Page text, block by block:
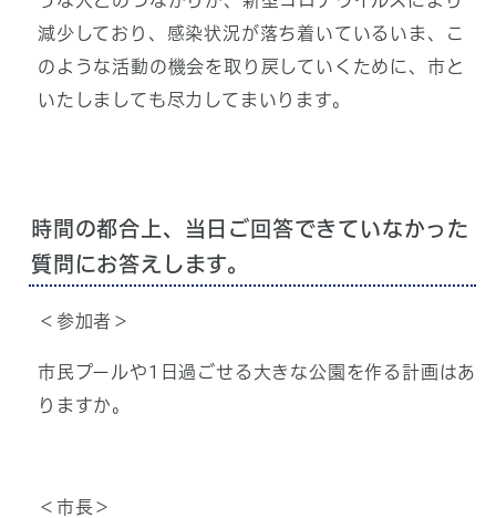
減少しており、感染状況が落ち着いているいま、こ
のような活動の機会を取り戻していくために、市と
いたしましても尽力してまいります。
時間の都合上、当日ご回答できていなかった
質問にお答えします。
＜参加者＞
市民プールや1日過ごせる大きな公園を作る計画はあ
りますか。
＜市長＞